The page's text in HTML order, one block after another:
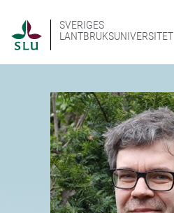
SVERIGES
LANTBRUKSUNIVERSITET